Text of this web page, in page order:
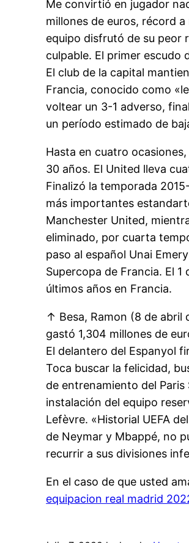
Me convirtió en jugador
millones de euros, récord
equipo disfrutó de su peor
culpable. El primer escudo
El club de la capital
Francia, conocido como
voltear un 3-1 adverso,
un período estimado de
Hasta en cuatro
30 años. El United lleva
Finalizó la temporada
más importantes
Manchester United,
eliminado, por cuarta
paso al español Unai
Supercopa de Francia. El
últimos años en Francia.
↑ Besa, Ramon (8 de abril
gastó 1,304 millones de
El delantero del Espanyol
Toca buscar la felicidad,
de entrenamiento del
instalación del equipo
Lefèvre. «Historial UEFA
de Neymar y Mbappé, no
recurrir a sus divisiones
En el caso de que usted
equipacion real madrid